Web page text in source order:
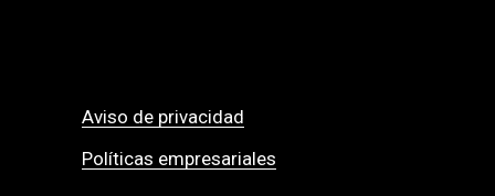
Aviso de privacidad
Políticas empresariales